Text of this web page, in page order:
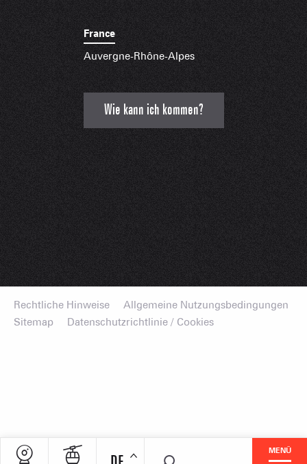
MENÜ
France
Auvergne-Rhône-Alpes
Wie kann ich kommen?
Rechtliche Hinweise
Allgemeine Nutzungsbedingungen
Sitemap
Datenschutzrichtlinie / Cookies